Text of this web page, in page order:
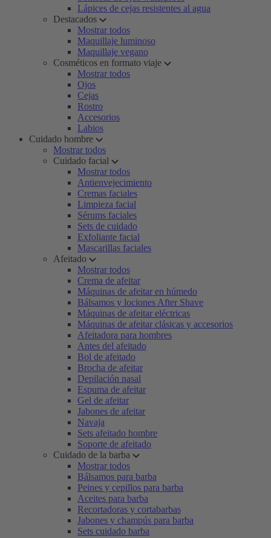
Lápices de cejas resistentes al agua
Destacados
Mostrar todos
Maquillaje luminoso
Maquillaje vegano
Cosméticos en formato viaje
Mostrar todos
Ojos
Cejas
Rostro
Accesorios
Labios
Cuidado hombre
Mostrar todos
Cuidado facial
Mostrar todos
Antienvejecimiento
Cremas faciales
Limpieza facial
Sérums faciales
Sets de cuidado
Exfoliante facial
Mascarillas faciales
Afeitado
Mostrar todos
Crema de afeitar
Máquinas de afeitar en húmedo
Bálsamos y lociones After Shave
Máquinas de afeitar eléctricas
Máquinas de afeitar clásicas y accesorios
Afeitadora para hombres
Antes del afeitado
Bol de afeitado
Brocha de afeitar
Depilación nasal
Espuma de afeitar
Gel de afeitar
Jabones de afeitar
Navaja
Sets afeitado hombre
Soporte de afeitado
Cuidado de la barba
Mostrar todos
Bálsamos para barba
Peines y cepillos para barba
Aceites para barba
Recortadoras y cortabarbas
Jabones y champús para barba
Sets cuidado barba